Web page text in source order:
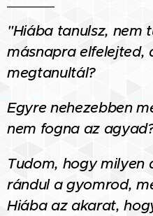
"Hiába tanulsz, nem
másnapra elfelejted,
megtanultál?
Egyre nehezebben
nem fogna az
Tudom, hogy milyen
rándul a gyomrod,
Hiába az akarat,